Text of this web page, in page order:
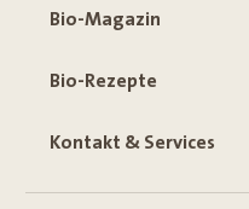
Bio-Magazin
Bio-Rezepte
Kontakt & Services